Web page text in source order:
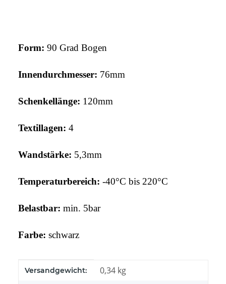
Form: 90 Grad Bogen
Innendurchmesser: 76mm
Schenkellänge: 120mm
Textillagen: 4
Wandstärke: 5,3mm
Temperaturbereich: -40°C bis 220°C
Belastbar: min. 5bar
Farbe: schwarz
Produkteigenschaft
Wert
Versandgewicht: 0,34 kg